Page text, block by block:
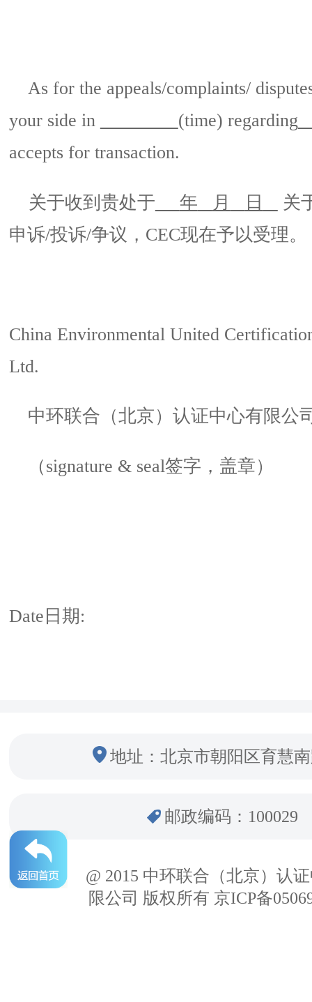
As for the appeals/complaints/
your side in
(time) regarding
accepts for transaction.
关于收到贵处于 年 月 日
关
申诉/投诉/争议， CEC现在予以受理。
China Environmental United
Ltd.
中环联合（北京）认证中心有限公
（signature & seal签字，盖章）
Date 日期:
地址：北京市朝阳区育慧
邮政编码：100029
@ 2015 中环联合（北京）认
限公司 版权所有 京ICP备